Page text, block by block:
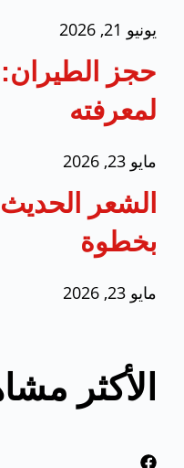
يونيو 21, 2026
حجز
لمعرفته
مايو 23, 2026
الشعر
بخطوة
مايو 23, 2026
الأكثر